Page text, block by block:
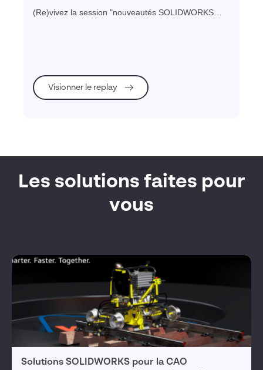
nouveautés SOLIDWORKS 2026
(Re)vivez la session "nouveautés SOLIDWORKS
Visionner le replay
Les solutions faites pour
vous
Solutions SOLIDWORKS pour la CAO